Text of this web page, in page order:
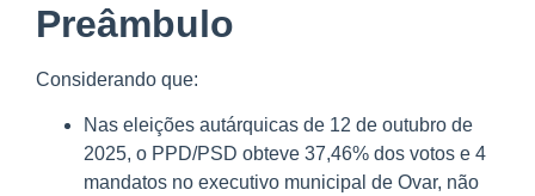
Preâmbulo
Considerando que:
Nas eleições autárquicas de 12 de outubro de
2025, o PPD/PSD obteve 37,46% dos votos e 4
mandatos no executivo municipal de Ovar, não